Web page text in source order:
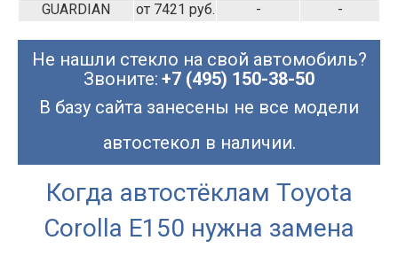
GUARDIAN
от 7421 руб. - -
Не нашли стекло на свой автомобиль?
Звоните: +7 (495) 150-38-50
В базу сайта занесены не все модели
автостекол в наличии.
Когда автостёклам Toyota
Corolla E150 нужна замена